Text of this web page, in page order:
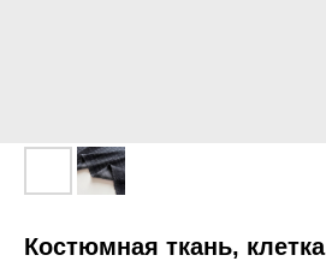
Костюмная ткань, клетка